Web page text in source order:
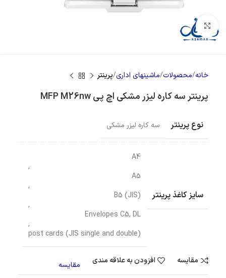
بزرگنمایی تصویر
خانه محصولات ماشینهای اداری پرینتر
پرینتر سه کاره لیزر مشکی اچ پی MFP M26nw
نوع پرینتر سه کاره لیزر مشکی
سایز کاغذ پرینتر
A4
,
A5
,
B5 (JIS)
,
Envelopes C5, DL
,
post cards (JIS single and double)
مقایسه افزودن به علاقه مندی مقایسه